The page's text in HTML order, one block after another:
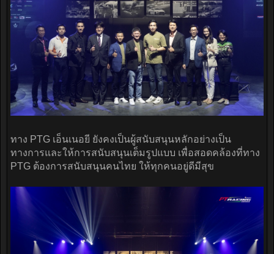
ทาง PTG เอ็นเนอยี ยังคงเป็นผู้สนับสนุนหลักอย่างเป็น
ทางการและให้การสนับสนุนเต็มรูปแบบ เพื่อสอดคล้องที่ทาง
PTG ต้องการสนับสนุนคนไทย ให้ทุกคนอยู่ดีมีสุข